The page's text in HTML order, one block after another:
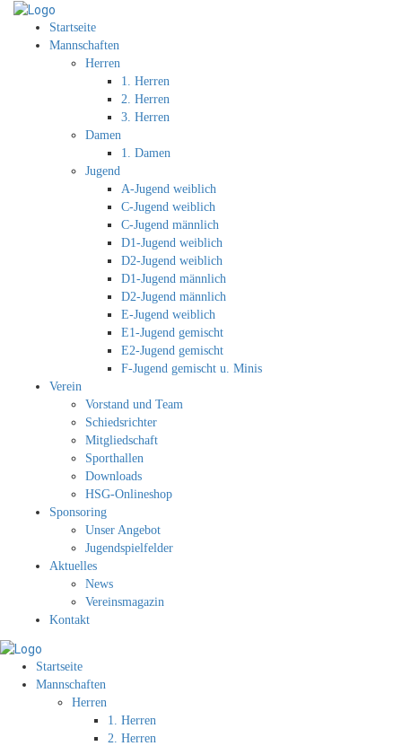
Startseite
Mannschaften
Herren
1. Herren
2. Herren
3. Herren
Damen
1. Damen
Jugend
A-Jugend weiblich
C-Jugend weiblich
C-Jugend männlich
D1-Jugend weiblich
D2-Jugend weiblich
D1-Jugend männlich
D2-Jugend männlich
E-Jugend weiblich
E1-Jugend gemischt
E2-Jugend gemischt
F-Jugend gemischt u. Minis
Verein
Vorstand und Team
Schiedsrichter
Mitgliedschaft
Sporthallen
Downloads
HSG-Onlineshop
Sponsoring
Unser Angebot
Jugendspielfelder
Aktuelles
News
Vereinsmagazin
Kontakt
Startseite
Mannschaften
Herren
1. Herren
2. Herren